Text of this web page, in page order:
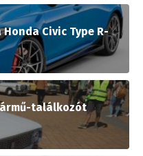
Civic Type R-
találkozót